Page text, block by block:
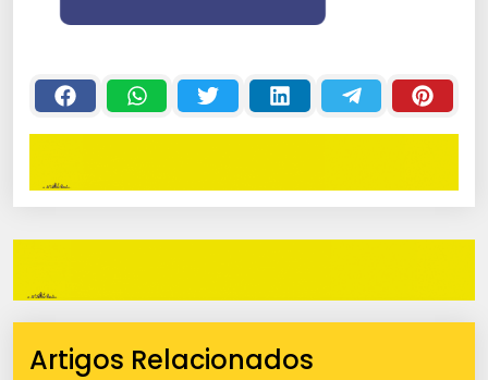
Artigos Relacionados